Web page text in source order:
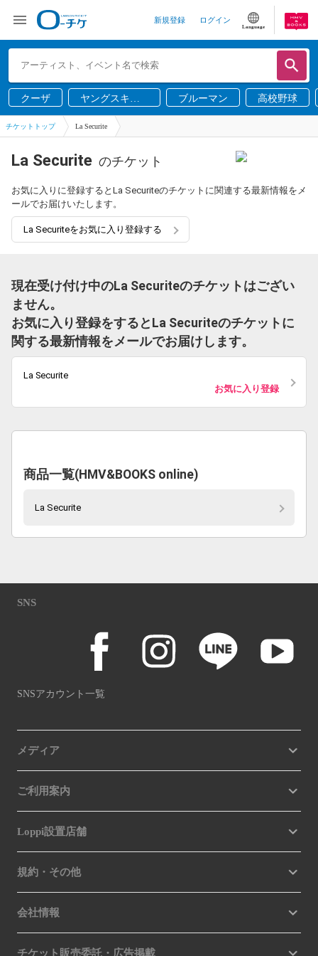
新規登録 ログイン
Language
クーザ
ヤングスキニ
ー
ブルーマン 高校野球
チケットトップ La Securite
La Securite のチケット
お気に入りに登録するとLa Securiteのチケットに関連する最新情報をメ
ールでお届けいたします。
La Securiteをお気に入り登録する
現在受け付け中のLa Securiteのチケットはござい
ません。
お気に入り登録をするとLa Securiteのチケットに
関する最新情報をメールでお届けします。
La Securite
お気に入り登録
商品一覧(HMV&BOOKS online)
La Securite
SNS
SNSアカウント一覧
メディア
ご利用案内
Loppi設置店舗
規約・その他
会社情報
チケット販売委託・広告掲載